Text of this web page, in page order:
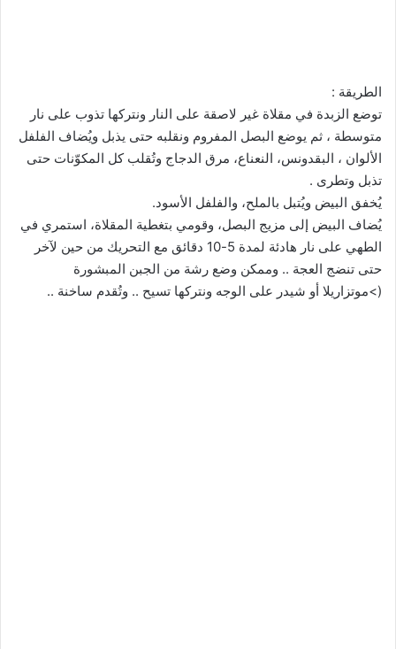
الطريقة :
توضع الزبدة في مقلاة غير لاصقة على النار ونتركها تذوب على نار
متوسطة ، ثم يوضع البصل المفروم ونقلبه حتى يذبل ويُضاف الفلفل
الألوان ، البقدونس، النعناع، مرق الدجاج وتُقلب كل المكوّنات حتى
تذبل وتطرى .
يُخفق البيض ويُتبل بالملح، والفلفل الأسود.
يُضاف البيض إلى مزيج البصل، وقومي بتغطية المقلاة، استمري في
الطهي على نار هادئة لمدة 5-10 دقائق مع التحريك من حين لآخر
حتى تنضج العجة .. وممكن وضع رشة من الجبن المبشورة
(>موتزاريلا أو شيدر على الوجه ونتركها تسيح .. وتُقدم ساخنة ..